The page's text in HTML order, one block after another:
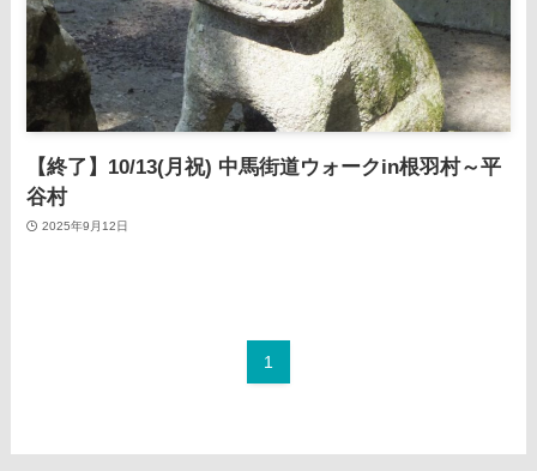
【終了】10/13(月祝) 中馬街道ウォークin根羽村～平
谷村
2025年9月12日
1